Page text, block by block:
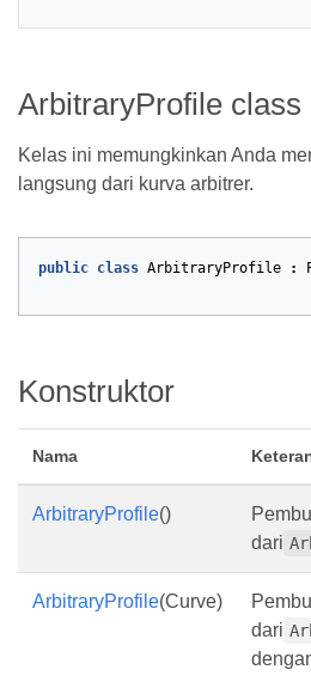
ArbitraryProfile class
Kelas ini memungkinkan Anda
langsung dari kurva arbitrer.
public class ArbitraryProfile :
Konstruktor
Nama
ArbitraryProfile()
dari
ArbitraryProfile(Curve)
dari